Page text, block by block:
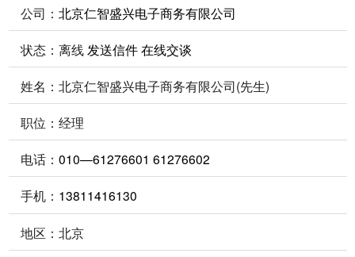
公司：北京仁智盛兴电子商务有限公司
状态：离线 发送信件在线交谈
姓名：北京仁智盛兴电子商务有限公司(先生)
职位：经理
电话：010—61276601 61276602
手机： 13811416130
地区：北京